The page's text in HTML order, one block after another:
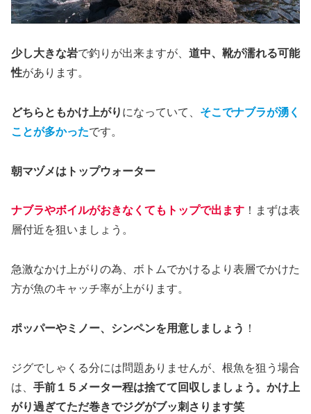
少し大きな岩で釣りが出来ますが、 道中、靴が濡れる可能
性があります。
どちらともかけ上がり になっていて、 そこでナブラが湧く
ことが多かったです。
朝マヅメはトップウォーター
ナブラやボイルがおきなくてもトップで出ます ！まずは表
層付近を狙いましょう。
急激なかけ上がりの為、ボトムでかけるより表層でかけた
方が魚のキャッチ率が上がります。
ポッパーやミノー、シンペンを用意しましょう ！
ジグでしゃくる分には問題ありませんが、根魚を狙う場合
は、 手前１５メーター程は捨てて回収しましょう。かけ上
がり過ぎてただ巻きでジグがブッ刺さります笑